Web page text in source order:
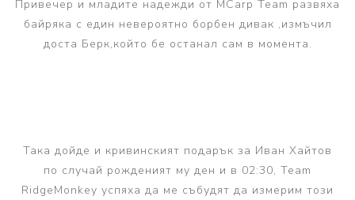
Привечер и младите надежди от MCarp Team развяха
байряка с един невероятно борбен дивак ,измъчил
доста Берк,който бе останал сам в момента.
Така дойде и кривинският подарък за Иван Хайтов
по случай рожденият му ден и в 02:30, Team
RidgeMonkey успяха да ме събудят да измерим този